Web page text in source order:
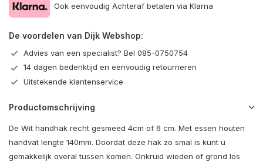
Ook eenvoudig Achteraf betalen via Klarna
De voordelen van Dijk Webshop:
Advies van een specialist? Bel 085-0750754
14 dagen bedenktijd en eenvoudig retourneren
Uitstekende klantenservice
Productomschrijving
De Wit handhak recht gesmeed 4cm of 6 cm. Met essen houten
handvat lengte 140mm. Doordat deze hak zo smal is kunt u
gemakkelijk overal tussen komen. Onkruid wieden of grond los